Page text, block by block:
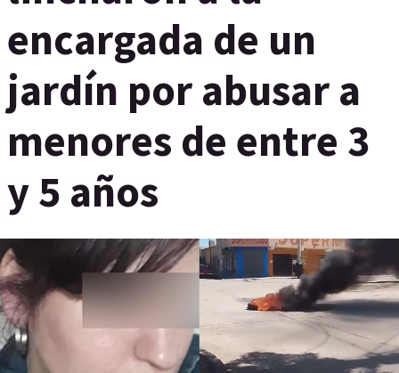
encargada de un
jardín por abusar a
menores de entre 3
y 5 años